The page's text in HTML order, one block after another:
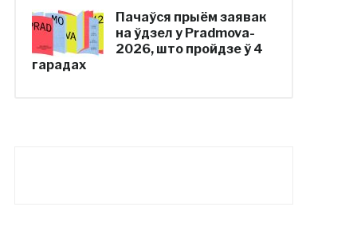
Пачаўся прыём заявак
на ўдзел у Pradmova-
2026, што пройдзе ў 4
гарадах